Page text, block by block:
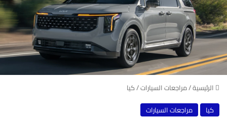
الرئيسية/مراجعات السيارات/كيا
كيا
مراجعات السيارات